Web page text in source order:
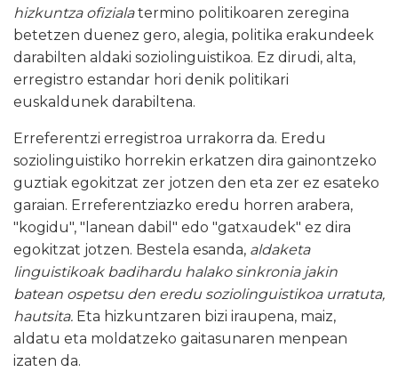
hizkuntza ofizialatermino politikoaren zeregina
betetzen duenez gero, alegia, politika erakundeek
darabilten aldaki soziolinguistikoa. Ez dirudi, alta,
erregistro estandar hori denik politikari
euskaldunek darabiltena.
Erreferentzi erregistroa urrakorra da. Eredu
soziolinguistiko horrekin erkatzen dira gainontzeko
guztiak egokitzat zer jotzen den eta zer ez esateko
garaian. Erreferentziazko eredu horren arabera,
"kogidu", "lanean dabil" edo "gatxaudek" ez dira
egokitzat jotzen. Bestela esanda, aldaketa
linguistikoak badihardu halako sinkronia jakin
batean ospetsu den eredu soziolinguistikoa urratuta,
hautsita. Eta hizkuntzaren bizi iraupena, maiz,
aldatu eta moldatzeko gaitasunaren menpean
izaten da.